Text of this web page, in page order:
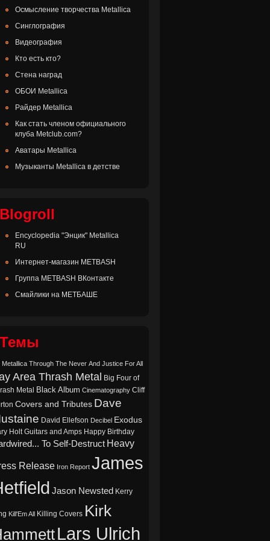
Осмысление творчества Metallica
Синглография
Видеография
Кто есть кто?
Стена наград
ОБОИ Metallica
Райдер Metallica
Как стать членом официального
клуба Metclub.com?
Аватары Metallica
Музыканты Metallica в детстве
Blogroll
Encyclopedia "Энцик" Metallica
RU
Интернет-магазин METBASH
Группа METBASH ВКонтакте
Смайлики на МЕТБАШЕ
Темы
Metallica Through The Never And Justice For All
Area Thrash Metal Big Four of
Metal Black Album Cinematography Cliff
Covers and Tributes Dave
David Ellefson Decibel Exodus
Holt Guitars and Amps Happy Birthday
To Self-Destruct Heavy
Release Iron Report James
Jason Newsted Kerry
Kill'Em All Killing Covers Kirk
Lars Ulrich